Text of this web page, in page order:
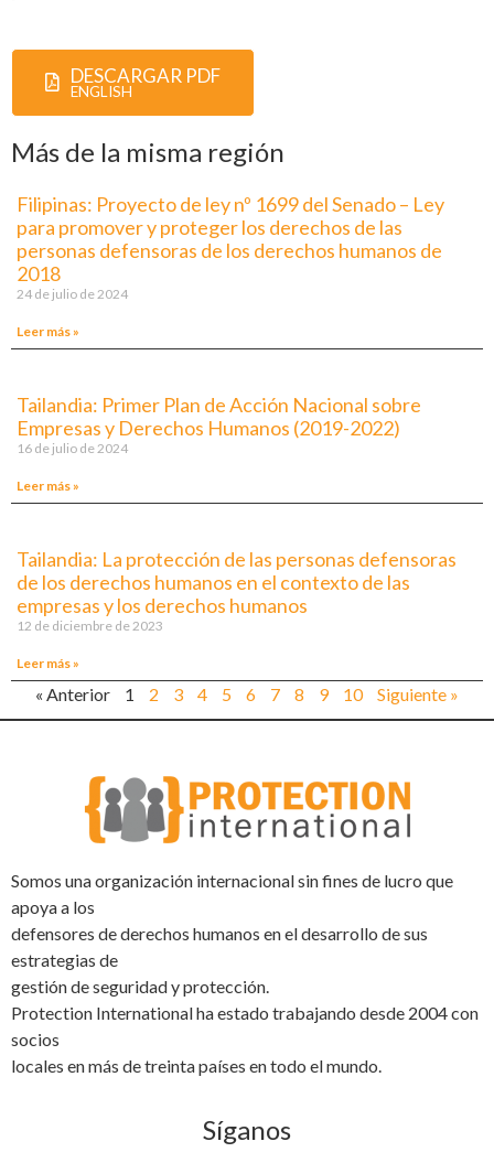
DESCARGAR PDF
ENGLISH
Más de la misma región
Filipinas: Proyecto de ley nº 1699 del Senado – Ley
para promover y proteger los derechos de las
personas defensoras de los derechos humanos de
2018
24 de julio de 2024
Leer más »
Tailandia: Primer Plan de Acción Nacional sobre
Empresas y Derechos Humanos (2019-2022)
16 de julio de 2024
Leer más »
Tailandia: La protección de las personas defensoras
de los derechos humanos en el contexto de las
empresas y los derechos humanos
12 de diciembre de 2023
Leer más »
« Anterior 1 2 3 4 5 6 7 8 9 10 Siguiente »
Somos una organización internacional sin fines de lucro que
apoya a los
defensores de derechos humanos en el desarrollo de sus
estrategias de
gestión de seguridad y protección.
Protection International ha estado trabajando desde 2004 con
socios
locales en más de treinta países en todo el mundo.
Síganos